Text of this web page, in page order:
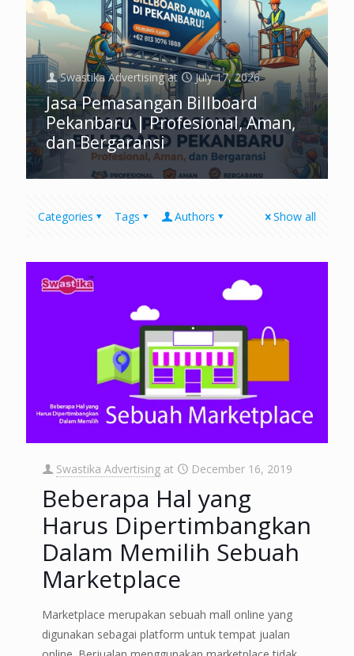
Swastika Advertising at July 17, 2026
Jasa Pemasangan Billboard
Pekanbaru | Profesional, Aman,
dan Bergaransi
Categories Tags Authors Show all
Swastika Advertising at December 16, 2019
Beberapa Hal yang
Harus Dipertimbangkan
Dalam Memilih Sebuah
Marketplace
Marketplace merupakan sebuah mall online yang
digunakan sebagai platform untuk tempat jualan